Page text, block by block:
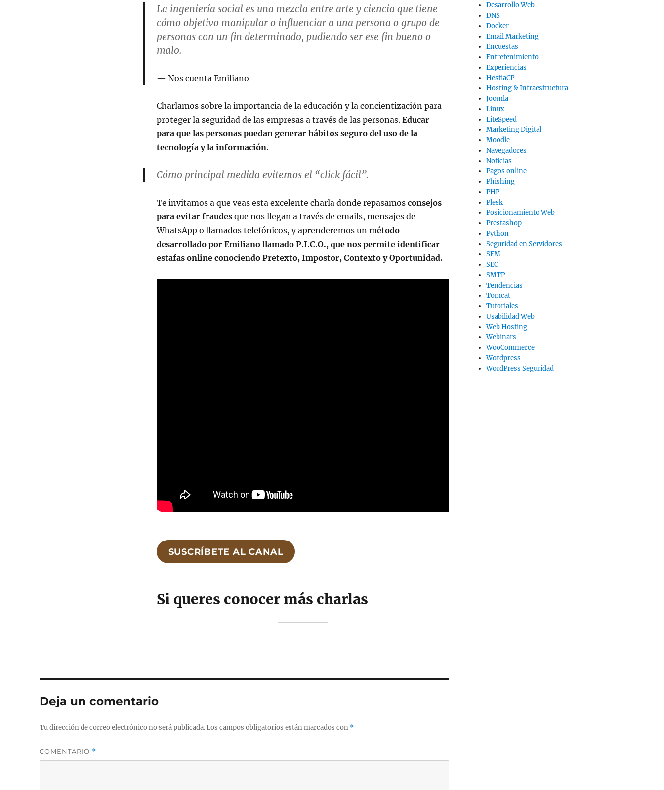
La ingeniería social es una mezcla entre arte y ciencia que tiene
cómo objetivo manipular o influenciar a una persona o grupo de
personas con un fin determinado, pudiendo ser ese fin bueno o
malo.
Nos cuenta Emiliano
Charlamos sobre la importancia de la educación y la concientización para
proteger la seguridad de las empresas a través de las personas.Educar
para que las personas puedan generar hábitos seguro del uso de la
tecnología y la información.
Cómo principal medida evitemos el “click fácil”.
Te invitamos a que veas esta excelente charla donde repasamos consejos
para evitar fraudesque nos llegan a través de emails, mensajes de
WhatsApp o llamados telefónicos, y aprenderemos un método
desarrollado por Emiliano llamado P.I.C.O., que nos permite identificar
estafas online conociendo Pretexto, Impostor, Contexto y Oportunidad.
SUSCRÍBETE AL CANAL
Si queres conocer más charlas
Deja un comentario
Tu dirección de correo electrónico no será publicada.Los campos obligatorios están marcados con *
COMENTARIO *
Desarrollo Web
DNS
Docker
Email Marketing
Encuestas
Entretenimiento
Experiencias
HestiaCP
Hosting & Infraestructura
Joomla
Linux
LiteSpeed
Marketing Digital
Moodle
Navegadores
Noticias
Pagos online
Phishing
PHP
Plesk
Posicionamiento Web
Prestashop
Python
Seguridad en Servidores
SEM
SEO
SMTP
Tendencias
Tomcat
Tutoriales
Usabilidad Web
Web Hosting
Webinars
WooCommerce
Wordpress
WordPress Seguridad